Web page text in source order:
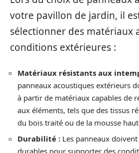
votre pavillon de jardin, il
sélectionner des matériaux
conditions extérieures :
Matériaux résistants aux
panneaux acoustiques extérieurs
à partir de matériaux capables de
aux éléments, tels que des tissus
du bois traité ou de la mousse
Durabilité : Les panneaux